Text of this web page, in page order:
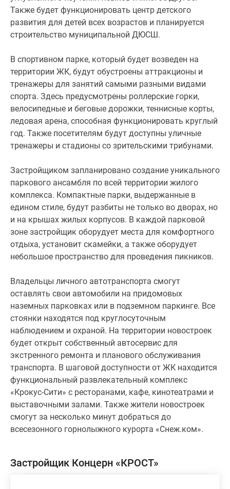
Также будет функционировать центр детского
развития для детей всех возрастов и планируется
строительство муниципальной ДЮСШ.
В спортивном парке, который будет возведен на
территории ЖК, будут обустроены аттракционы и
тренажеры для занятий самыми разными видами
спорта. Здесь предусмотрены роллерские горки,
велосипедные и беговые дорожки, теннисные корты,
ледовая арена, способная функционировать круглый
год. Также посетителям будут доступны уличные
тренажеры и стадионы со зрительскими трибунами.
Застройщиком запланировано создание уникального
паркового ансамбля по всей территории жилого
комплекса. Компактные парки, выдержанные в
едином стиле, будут разбиты не только во дворах, но
и на крышах жилых корпусов. В каждой парковой
зоне застройщик оборудует места для комфортного
отдыха, установит скамейки, а также оборудует
небольшое пространство для проведения пикников.
Владельцы личного автотранспорта смогут
оставлять свои автомобили на придомовых
наземных парковках или в подземном паркинге. Все
стоянки находятся под круглосуточным
наблюдением и охраной. На территории новостроек
будет открыт собственный автосервис для
экстренного ремонта и планового обслуживания
транспорта. В шаговой доступности от ЖК находится
функциональный развлекательный комплекс
«Крокус-Сити» с ресторанами, кафе, кинотеатрами и
выставочными залами. Также жители новостроек
смогут за несколько минут добраться до
всесезонного горнолыжного курорта «Снеж.ком».
Застройщик Концерн «КРОСТ»